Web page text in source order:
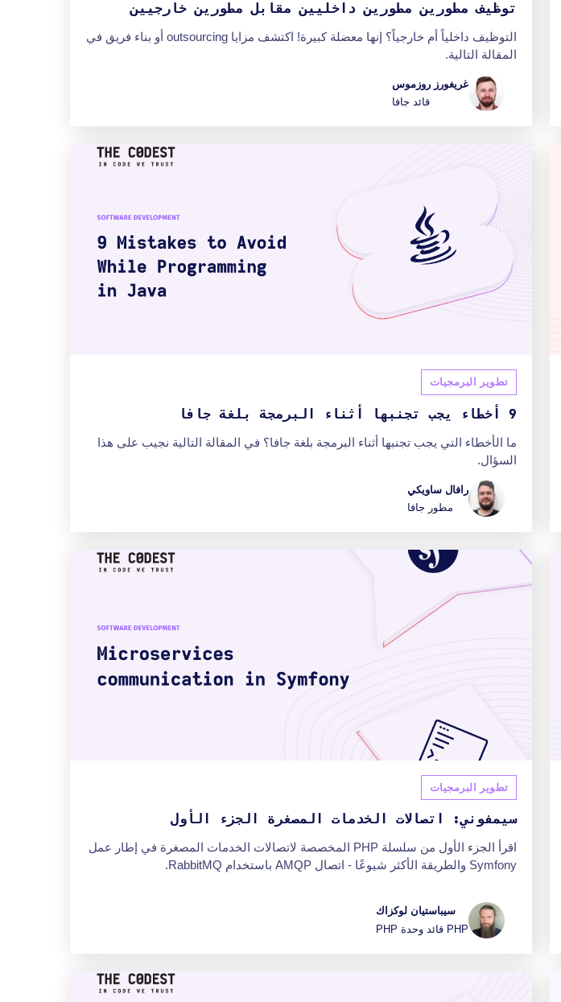
توظيف مطورين مطورين داخليين مقابل مطورين خارجيين
التوظيف داخلياً أم خارجياً؟ إنها معضلة كبيرة! اكتشف مزايا outsourcing أو بناء فريق في
المقالة التالية.
غريغورز روزموس
قائد جافا
تطوير البرمجيات
9 أخطاء يجب تجنبها أثناء البرمجة بلغة جافا
ما الأخطاء التي يجب تجنبها أثناء البرمجة بلغة جافا؟ في المقالة التالية نجيب على هذا
السؤال.
رافال ساويكي
مطور جافا
تطوير البرمجيات
سيمفوني: اتصالات الخدمات المصغرة الجزء الأول
اقرأ الجزء الأول من سلسلة PHP المخصصة لاتصالات الخدمات المصغرة في إطار عمل
Symfony والطريقة الأكثر شيوعًا - اتصال AMQP باستخدام RabbitMQ.
سيباستيان لوكزاك
PHP قائد وحدة PHP